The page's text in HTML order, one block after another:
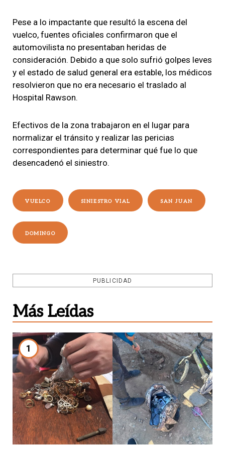
Pese a lo impactante que resultó la escena del
vuelco, fuentes oficiales confirmaron que el
automovilista no presentaban heridas de
consideración. Debido a que solo sufrió golpes leves
y el estado de salud general era estable, los médicos
resolvieron que no era necesario el traslado al
Hospital Rawson.
Efectivos de la zona trabajaron en el lugar para
normalizar el tránsito y realizar las pericias
correspondientes para determinar qué fue lo que
desencadenó el siniestro.
VUELCO SINIESTRO VIAL SAN JUAN
DOMINGO
PUBLICIDAD
Más Leídas
1